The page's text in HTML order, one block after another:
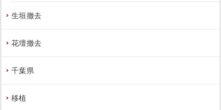
生垣撤去
花壇撤去
千葉県
移植